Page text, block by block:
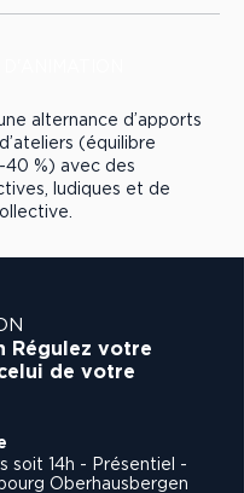
alternance d’apports
(équilibre
%) avec des
ludiques et de
Régulez votre
de votre
soit 14h - Présentiel -
Oberhausbergen